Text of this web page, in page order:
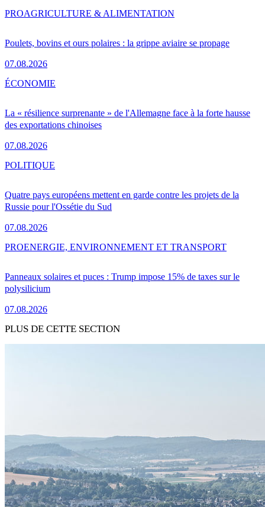
Poulets, bovins et ours polaires : la grippe aviaire se propage
07.08.2026
PROAGRICULTURE & ALIMENTATION
La « résilience surprenante » de l'Allemagne face à la forte hausse
des exportations chinoises
07.08.2026
ÉCONOMIE
Quatre pays européens mettent en garde contre les projets de la
Russie pour l'Ossétie du Sud
07.08.2026
POLITIQUE
Panneaux solaires et puces : Trump impose 15% de taxes sur le
polysilicium
07.08.2026
PROENERGIE, ENVIRONNEMENT ET TRANSPORT
PLUS DE CETTE SECTION